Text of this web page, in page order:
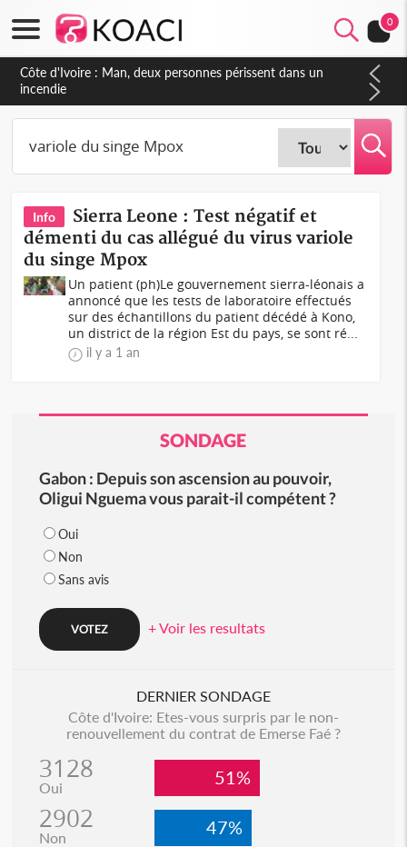
0
Côte d'Ivoire : Man, deux personnes périssent dans un
incendie
Info
Sierra Leone : Test négatif et
démenti du cas allégué du virus variole
du singe Mpox
Un patient (ph)Le gouvernement sierra-léonais a
annoncé que les tests de laboratoire effectués
sur des échantillons du patient décédé à Kono,
un district de la région Est du pays, se sont ré...
il y a 1 an
SONDAGE
Gabon : Depuis son ascension au pouvoir,
Oligui Nguema vous parait-il compétent ?
Oui
Non
Sans avis
+ Voir les resultats
DERNIER SONDAGE
Côte d'Ivoire: Etes-vous surpris par le non-
renouvellement du contrat de Emerse Faé ?
3128
Oui 51%
2902
Non 47%